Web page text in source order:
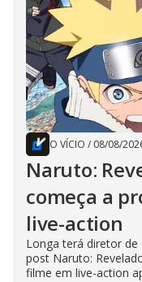
O VÍCIO / 08/08/
Naruto:
começa a
live-action
Longa terá diretor
post Naruto:
filme em live-action